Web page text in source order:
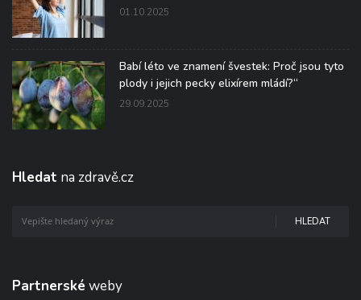
01.10.2025
Babí léto ve znamení švestek: Proč jsou tyto
plody i jejich pecky elixírem mládí?“
29.09.2025
Hledat na zdravě.cz
HLEDAT
Partnerské weby